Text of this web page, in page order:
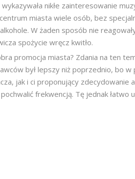
nikłe zainteresowanie
miasta wiele osób, bez
W żaden sposób nie
spożycie wręcz kwitło.
promocja miasta? Zdania na ten
był lepszy niż poprzednio, bo
jak i ci proponujący
frekwencją. Tę jednak łatwo